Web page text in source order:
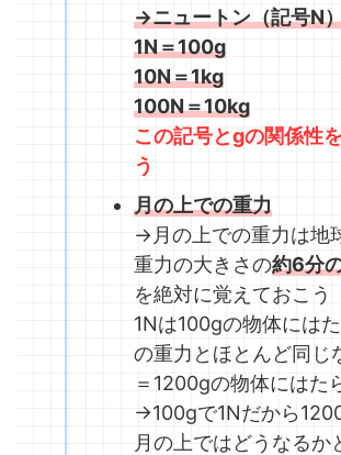
→ニュートン（記号N
1N＝100g
10N＝1kg
100N＝10kg
この記号とgの関係性
う
月の上での重力
→月の上での重力は地
重力の大きさの約6分
を絶対に覚えておこう
1Nは100gの物体には
の重力とほとんど同じ
＝1200gの物体にはた
→100gで1Nだから
月の上ではどうなるか